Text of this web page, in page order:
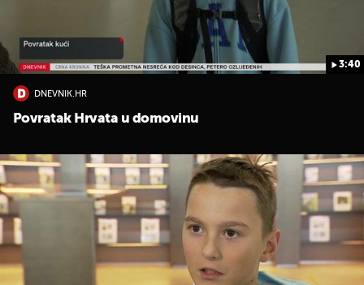
3:40
DNEVNIK.HR
Povratak Hrvata u domovinu